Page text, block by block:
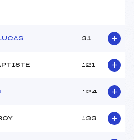
31
121
124
133